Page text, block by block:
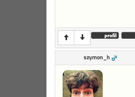
szymon_h